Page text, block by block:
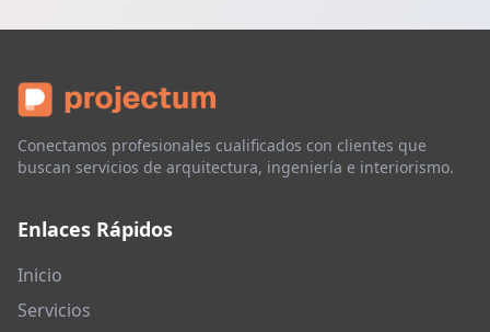
Conectamos profesionales cualificados con clientes que
buscan servicios de arquitectura, ingeniería e interiorismo.
Enlaces Rápidos
Inicio
Servicios